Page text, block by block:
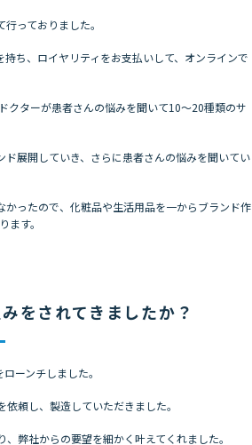
っておりました。
ち、ロイヤリティをお支払いして、オンラインで
クターが患者さんの悩みを聞いて10～20種類のサ
展開していき、さらに患者さんの悩みを聞いてい
ったので、化粧品や生活用品を一からブランド作
ます。
をされてきましたか？
ーンチしました。
頼し、製造していただきました。
弊社からの要望を細かく叶えてくれました。